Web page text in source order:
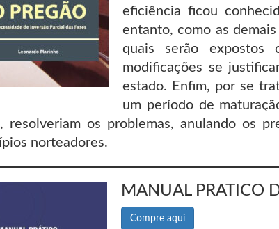
eficiência ficou
entanto, como as
quais serão expostos
modificações se
estado. Enfim, por se
um período de
resolveriam os problemas, anulando os
norteadores.
MANUAL PRATICO
Compre aqui